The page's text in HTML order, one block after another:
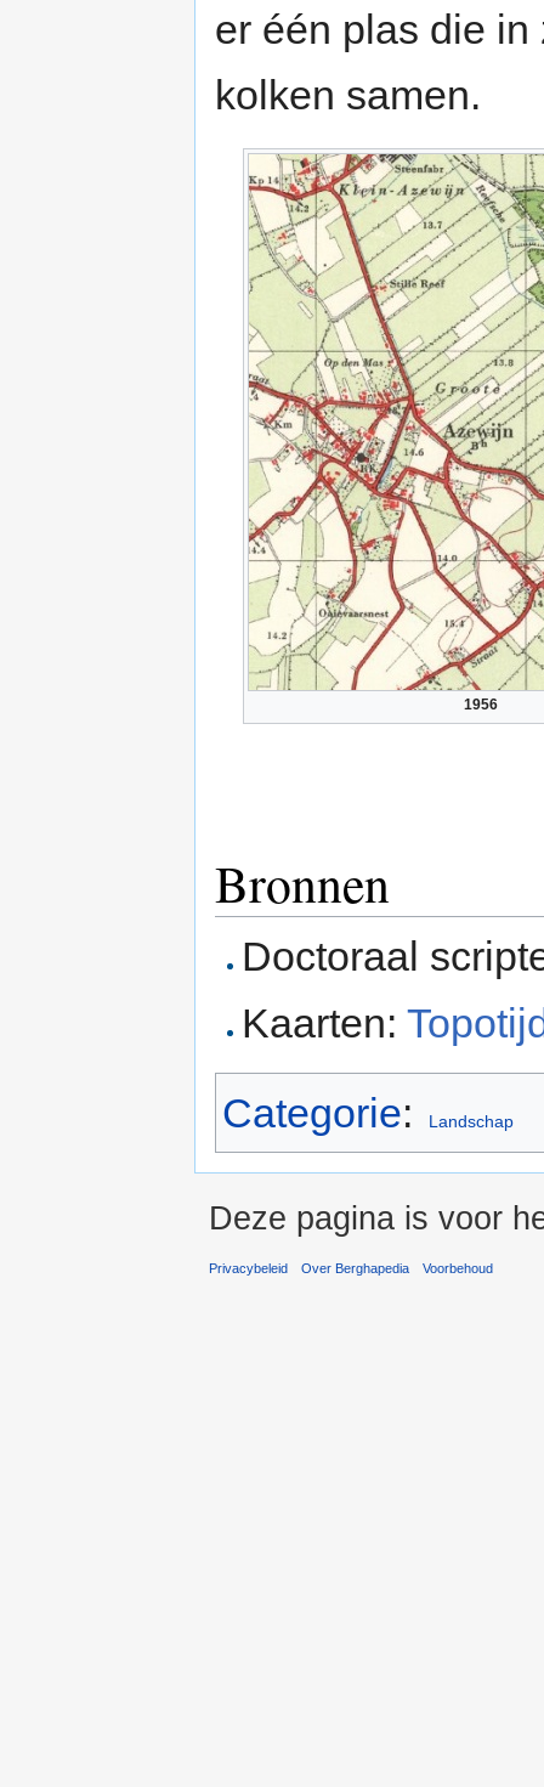
er één plas die
kolken samen.
1956
Bronnen
Doctoraal
Kaarten:
Categorie: Landschap
Deze pagina is voor
Privacybeleid Over Berghapedia Voorbehoud